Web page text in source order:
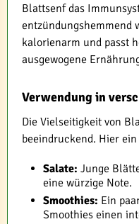
Blattsenf das
entzündungshemmend
kalorienarm und passt
ausgewogene
Verwendung in
Die Vielseitigkeit von
beeindruckend. Hier
Salate: Junge
eine würzige Note.
Smoothies: Ein
Smoothies einen